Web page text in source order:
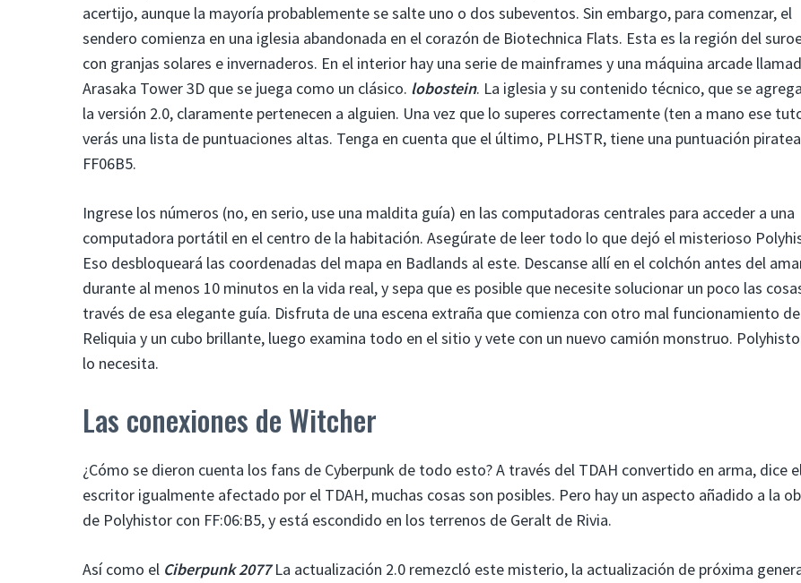
acertijo, aunque la mayoría probablemente se salte uno o dos subeventos. Sin embargo, para comenzar, el
sendero comienza en una iglesia abandonada en el corazón de Biotechnica Flats. Esta es la región del
con granjas solares e invernaderos. En el interior hay una serie de mainframes y una máquina arcade
Arasaka Tower 3D que se juega como un clásico. lobostein. La iglesia y su contenido técnico, que se
la versión 2.0, claramente pertenecen a alguien. Una vez que lo superes correctamente (ten a mano ese
verás una lista de puntuaciones altas. Tenga en cuenta que el último, PLHSTR, tiene una puntuación
FF06B5.
Ingrese los números (no, en serio, use una maldita guía) en las computadoras centrales para acceder a una
computadora portátil en el centro de la habitación. Asegúrate de leer todo lo que dejó el misterioso
Eso desbloqueará las coordenadas del mapa en Badlands al este. Descanse allí en el colchón antes del
durante al menos 10 minutos en la vida real, y sepa que es posible que necesite solucionar un poco las
través de esa elegante guía. Disfruta de una escena extraña que comienza con otro mal funcionamiento
Reliquia y un cubo brillante, luego examina todo en el sitio y vete con un nuevo camión monstruo.
lo necesita.
Las conexiones de Witcher
¿Cómo se dieron cuenta los fans de Cyberpunk de todo esto? A través del TDAH convertido en arma, dice
escritor igualmente afectado por el TDAH, muchas cosas son posibles. Pero hay un aspecto añadido a la
de Polyhistor con FF:06:B5, y está escondido en los terrenos de Geralt de Rivia.
Así como el Ciberpunk 2077La actualización 2.0 remezcló este misterio, la actualización de próxima